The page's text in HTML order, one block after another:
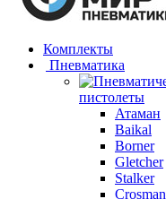
Комплекты
Пневматика
пистолеты
Атаман
Baikal
Borner
Gletcher
Stalker
Crosman